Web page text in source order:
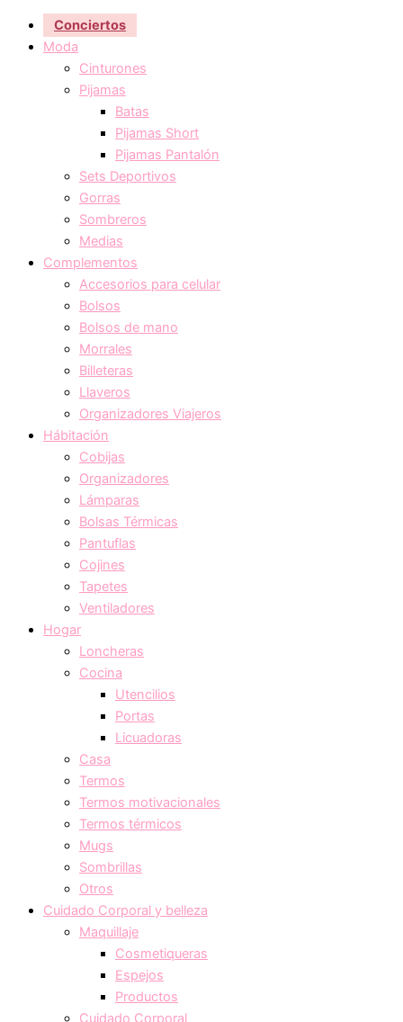
Conciertos
Moda
Cinturones
Pijamas
Batas
Pijamas Short
Pijamas Pantalón
Sets Deportivos
Gorras
Sombreros
Medias
Complementos
Accesorios para celular
Bolsos
Bolsos de mano
Morrales
Billeteras
Llaveros
Organizadores Viajeros
Hábitación
Cobijas
Organizadores
Lámparas
Bolsas Térmicas
Pantuflas
Cojines
Tapetes
Ventiladores
Hogar
Loncheras
Cocina
Utencilios
Portas
Licuadoras
Casa
Termos
Termos motivacionales
Termos térmicos
Mugs
Sombrillas
Otros
Cuidado Corporal y belleza
Maquillaje
Cosmetiqueras
Espejos
Productos
Cuidado Corporal